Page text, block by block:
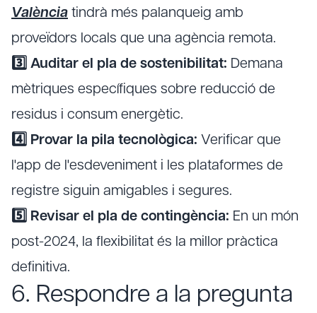
València tindrà més palanqueig amb
proveïdors locals que una agència remota.
3️⃣ Auditar el pla de sostenibilitat: Demana
mètriques específiques sobre reducció de
residus i consum energètic.
4️⃣ Provar la pila tecnològica: Verificar que
l'app de l'esdeveniment i les plataformes de
registre siguin amigables i segures.
5️⃣ Revisar el pla de contingència: En un món
post-2024, la flexibilitat és la millor pràctica
definitiva.
6. Respondre a la pregunta